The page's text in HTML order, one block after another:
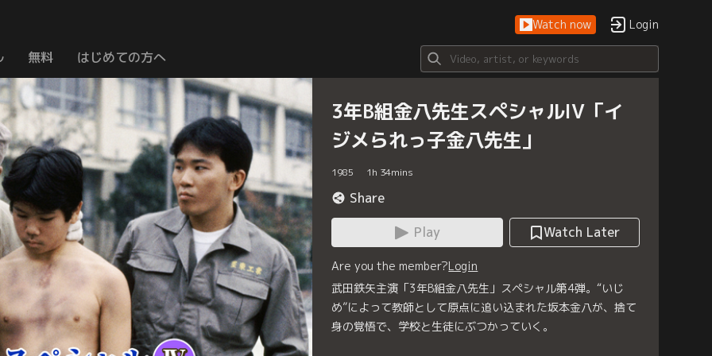
Watch now Login
無料 はじめての方へ
3年B組金八先生スペシャルIV「イ
ジメられっ子金八先生」
1985 1h 34mins
Share
Play
Watch Later
Are you the member?Login
武田鉄矢主演「3年B組金八先生」スペシャル第4弾。“いじ
め”によって教師として原点に追い込まれた坂本金八が、捨て
身の覚悟で、学校と生徒にぶつかっていく。